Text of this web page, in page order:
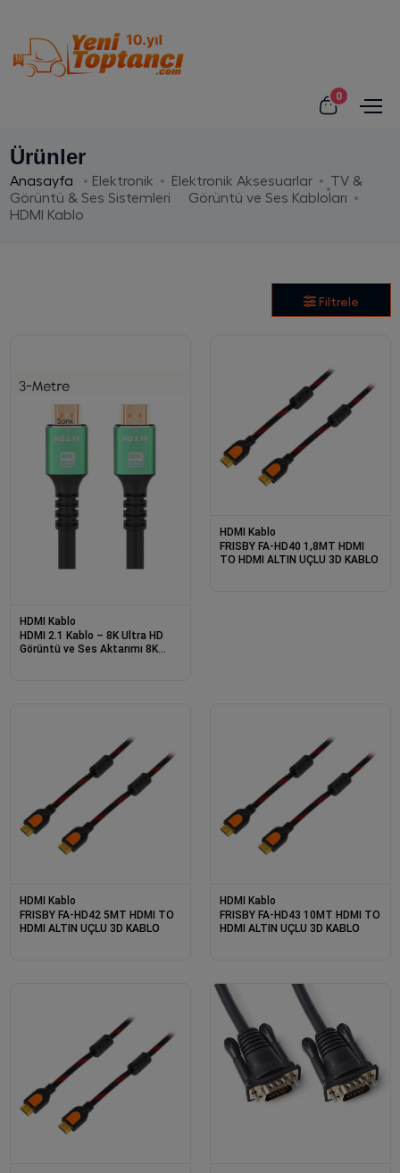
0
Ürünler
Anasayfa Elektronik Elektronik Aksesuarlar
TV &
Görüntü & Ses Sistemleri
Görüntü ve Ses Kabloları
HDMI Kablo
Filtrele
HDMI Kablo
HDMI 2.1 Kablo – 8K Ultra HD
Görüntü ve Ses Aktarımı 8K
HDMI Kablo
FRISBY FA-HD40 1,8MT HDMI
TO HDMI ALTIN UÇLU 3D KABLO
HDMI Kablo
FRISBY FA-HD42 5MT HDMI TO
HDMI ALTIN UÇLU 3D KABLO
HDMI Kablo
FRISBY FA-HD43 10MT HDMI TO
HDMI ALTIN UÇLU 3D KABLO